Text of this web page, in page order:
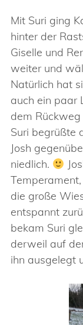
Mit Suri ging
hinter der
Giselle und
weiter und
Natürlich hat
auch ein paar
dem Rückweg
Suri begrüßte
Josh
niedlich.
die große
entspannt
bekam Suri
derweil auf
ihn ausgelegt